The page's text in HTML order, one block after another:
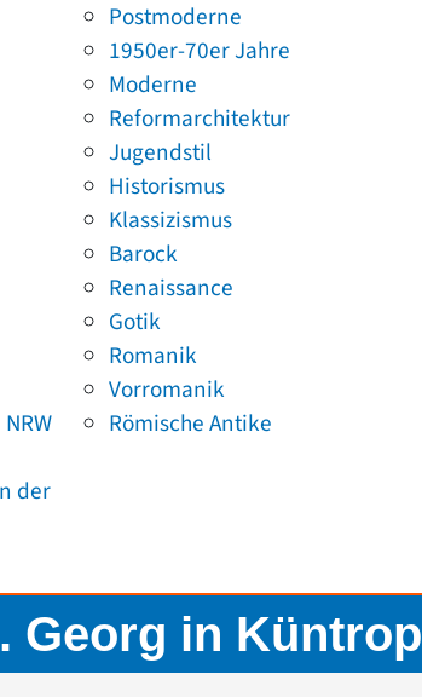
der
Postmoderne
1950er-70er Jahre
Moderne
Reformarchitektur
Jugendstil
Historismus
Klassizismus
Barock
Renaissance
Gotik
Romanik
Vorromanik
Römische Antike
Georg in Küntrop